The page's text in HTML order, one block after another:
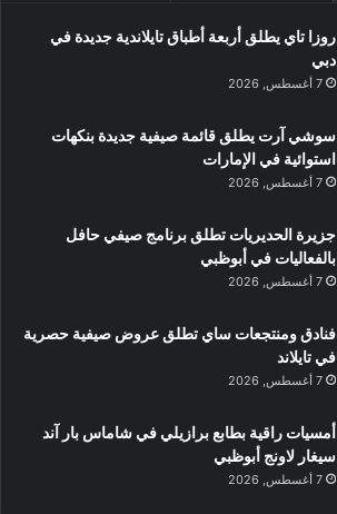
روزا تاي يطلق أربعة أطباق تايلاندية جديدة في
دبي
7 أغسطس, 2026
سوشي آرت يطلق قائمة صيفية جديدة بنكهات
استوائية في الإمارات
7 أغسطس, 2026
جزيرة الحديريات تطلق برنامج صيفي حافل
بالفعاليات في أبوظبي
7 أغسطس, 2026
فنادق ومنتجعات ساي تطلق عروض صيفية حصرية
في تايلاند
7 أغسطس, 2026
أمسيات راقية بطابع برازيلي في شاماس بار آند
سيغار لاونج أبوظبي
7 أغسطس, 2026